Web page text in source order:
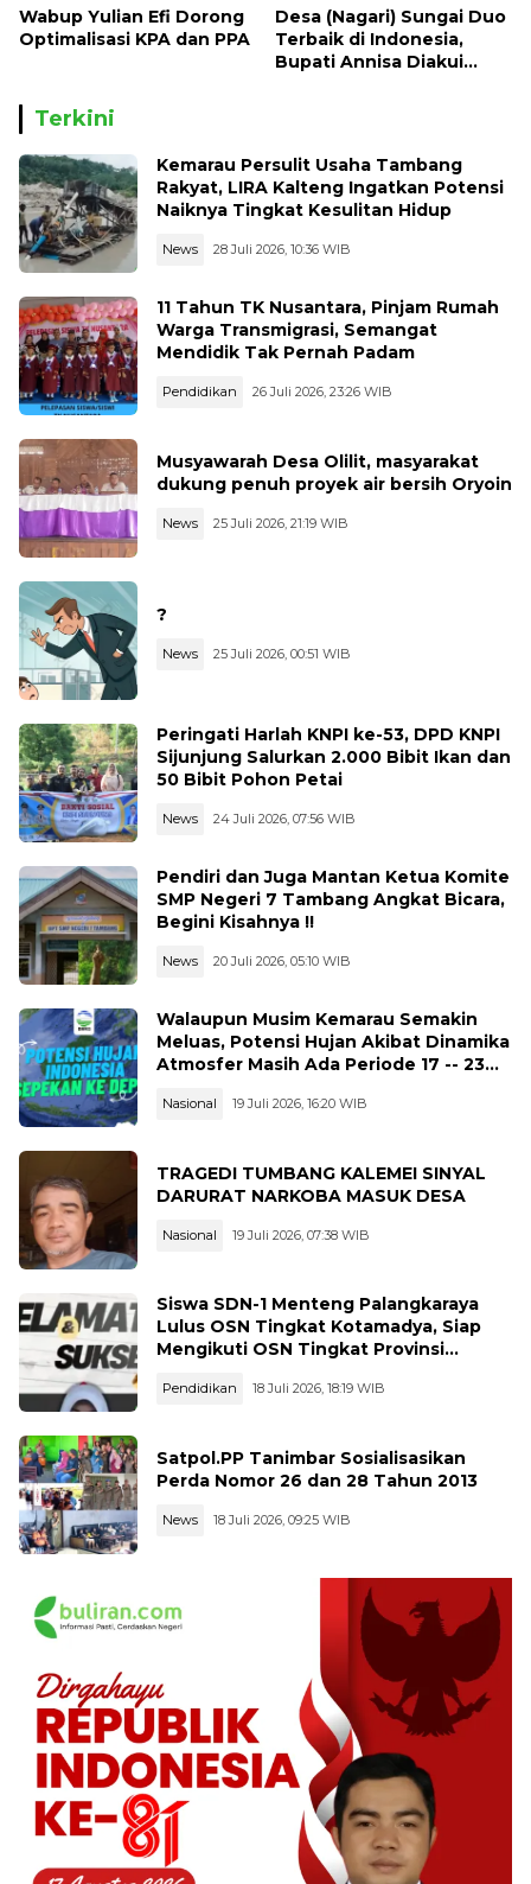
Refualu
Wabup Yulian Efi Dorong
Optimalisasi KPA dan PPA
Desa (Nagari) Sungai Duo
Terbaik di Indonesia,
Bupati Annisa Diakui
Terkini
Kemarau Persulit Usaha Tambang
Rakyat, LIRA Kalteng Ingatkan Potensi
Naiknya Tingkat Kesulitan Hidup
News 28 Juli 2026, 10:36 WIB
11 Tahun TK Nusantara, Pinjam Rumah
Warga Transmigrasi, Semangat
Mendidik Tak Pernah Padam
Pendidikan 26 Juli 2026, 23:26 WIB
Musyawarah Desa Olilit, masyarakat
dukung penuh proyek air bersih Oryoin
News 25 Juli 2026, 21:19 WIB
?
News 25 Juli 2026, 00:51 WIB
Peringati Harlah KNPI ke-53, DPD KNPI
Sijunjung Salurkan 2.000 Bibit Ikan dan
50 Bibit Pohon Petai
News 24 Juli 2026, 07:56 WIB
Pendiri dan Juga Mantan Ketua Komite
SMP Negeri 7 Tambang Angkat Bicara,
Begini Kisahnya !!
News 20 Juli 2026, 05:10 WIB
Walaupun Musim Kemarau Semakin
Meluas, Potensi Hujan Akibat Dinamika
Atmosfer Masih Ada Periode 17 -- 23
Nasional 19 Juli 2026, 16:20 WIB
TRAGEDI TUMBANG KALEMEI SINYAL
DARURAT NARKOBA MASUK DESA
Nasional 19 Juli 2026, 07:38 WIB
Siswa SDN-1 Menteng Palangkaraya
Lulus OSN Tingkat Kotamadya, Siap
Mengikuti OSN Tingkat Provinsi
Pendidikan 18 Juli 2026, 18:19 WIB
Satpol.PP Tanimbar Sosialisasikan
Perda Nomor 26 dan 28 Tahun 2013
News 18 Juli 2026, 09:25 WIB